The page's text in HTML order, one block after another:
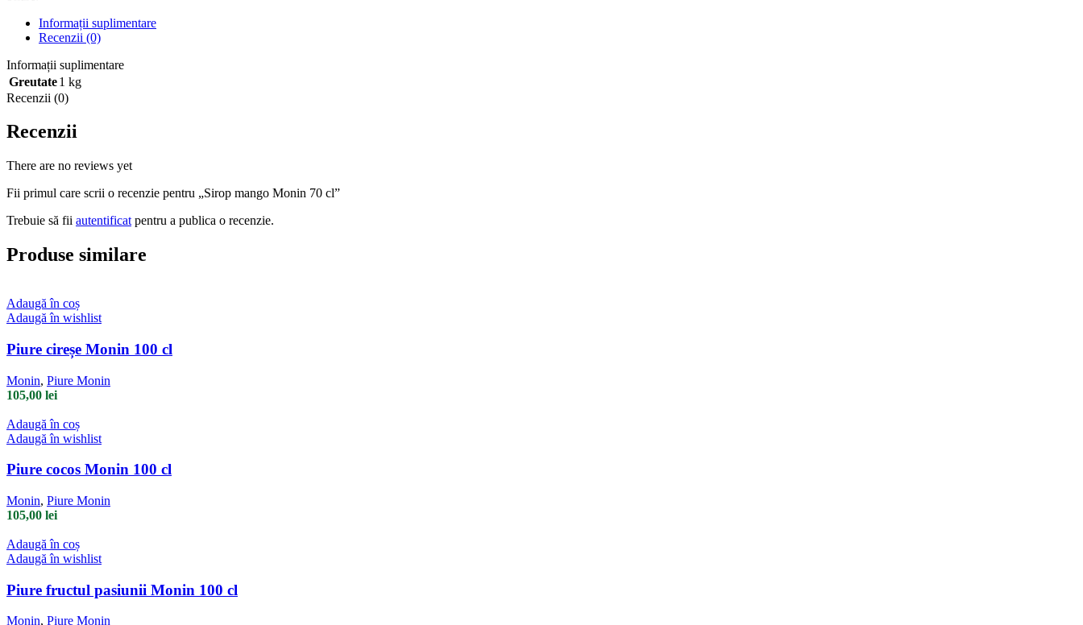
Informații suplimentare
Recenzii (0)
Informații suplimentare
Greutate1 kg
Recenzii (0)
Recenzii
There are no reviews yet
Fii primul care scrii o recenzie pentru „Sirop mango Monin 70 cl”
Trebuie să fii autentificat pentru a publica o recenzie.
Produse similare
Adaugă în coș
Adaugă în wishlist
Piure cireșe Monin 100 cl
Monin, Piure Monin
105,00 lei
Adaugă în coș
Adaugă în wishlist
Piure cocos Monin 100 cl
Monin, Piure Monin
105,00 lei
Adaugă în coș
Adaugă în wishlist
Piure fructul pasiunii Monin 100 cl
Monin, Piure Monin